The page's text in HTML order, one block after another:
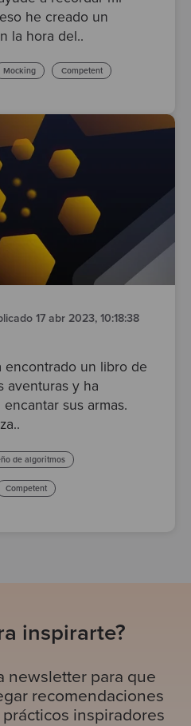
he creado un
la hora del..
Mocking Competent
17 abr 2023, 10:18:38
encontrado un libro de
aventuras y ha
sus armas.
de algoritmos
Competent
inspirarte?
newsletter para que
recomendaciones
inspiradores